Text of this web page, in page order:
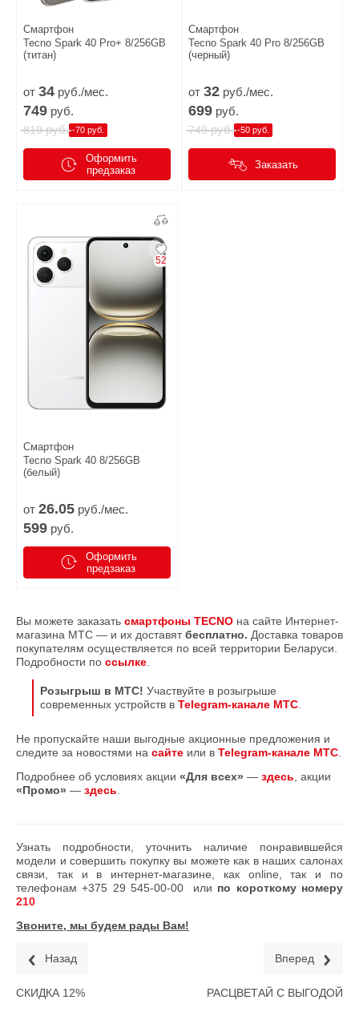
Смартфон
Tecno Spark 40 Pro+ 8/256GB
(титан)
от 34 руб./мес.
749 руб.
819руб. -70 руб.
Оформить
предзаказ
Смартфон
Tecno Spark 40 Pro 8/256GB
(черный)
от 32 руб./мес.
699 руб.
749руб. -50 руб.
Заказать
52
Смартфон
Tecno Spark 40 8/256GB
(белый)
от 26.05 руб./мес.
599 руб.
Оформить
предзаказ
Вы можете заказать смартфоны TECNO на сайте Интернет-
магазина МТС — и их доставятбесплатно. Доставка товаров
покупателям осуществляется по всей территории Беларуси.
Подробности по ссылке
Розыгрыш в МТС! Участвуйте в розыгрыше
современных устройств в Telegram-канале МТС
Не пропускайте наши выгодные акционные предложения и
следите за новостями на сайте или в Telegram-канале МТС
Подробнее об условиях акции «Для всех» — здесь , акции
«Промо» — здесь
Узнать подробности, уточнить наличие понравившейся
модели и совершить покупку вы можете как в наших салонах
связи, так и в интернет-магазине, как online, так и по
телефонам+375 29 545-00-00 или по короткому номеру
210
Звоните, мы будем рады Вам!
Назад
СКИДКА 12%
Вперед
РАСЦВЕТАЙ С ВЫГОДОЙ